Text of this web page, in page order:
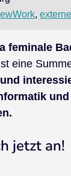
,
feminale
eine
jetzt an!